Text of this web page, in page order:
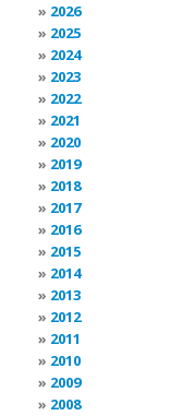
2026
2025
2024
2023
2022
2021
2020
2019
2018
2017
2016
2015
2014
2013
2012
2011
2010
2009
2008